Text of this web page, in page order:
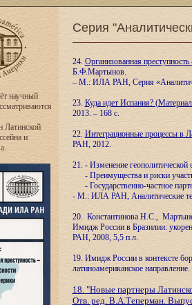
научный
Латинской
и
Серия
24. Организованная
Б.Ф.Мартынов.
– М.: ИЛА РАН, Серия
23. Куда идет Испания?
2013. – 168 с.
22. Интеграционные процессы в
РАН, 2012.
21. -Изменение геополитической
- Преимущества и риски
- Государственно-частное
- М.: ИЛА РАН, Аналитические
20. Константинова Н.С.,
Имидж России в Бразилии:
РАН, 2008, 5,5 п.л.
19. Имидж России в контексте
латиноамериканское
18. "Новые партнеры
Отв. ред. В.А.Теперман.